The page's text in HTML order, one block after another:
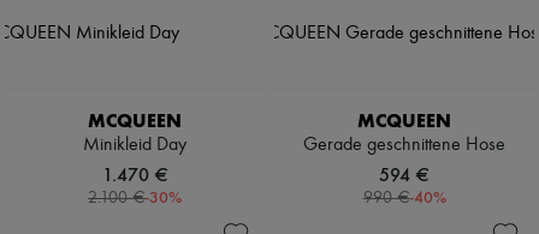
MCQUEEN
Minikleid Day
1.470 €
2.100 €-30%
MCQUEEN
Gerade geschnittene Hose
594 €
990 €-40%